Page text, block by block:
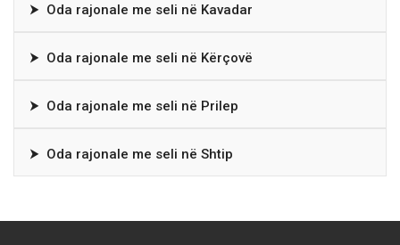
⮞ Oda rajonale me seli në Kavadar
⮞ Oda rajonale me seli në Kërçovë
⮞ Oda rajonale me seli në Prilep
⮞ Oda rajonale me seli në Shtip